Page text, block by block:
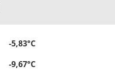
-5,83°C
-9,67°C